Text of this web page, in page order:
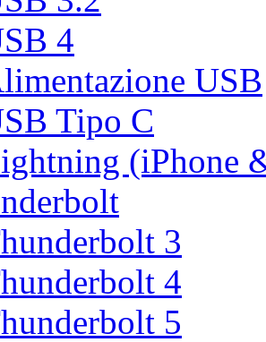
4
USB
Tipo C
(iPhone
3
4
5